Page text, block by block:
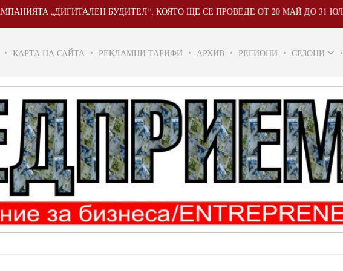
„ДИГИТАЛЕН БУДИТЕЛ“, КОЯТО ЩЕ СЕ ПРОВЕДЕ ОТ 20 МАЙ ДО 31 ЮЛИ 2026 Г.
КАРТА НА САЙТА РЕКЛАМНИ ТАРИФИ АРХИВ РЕГИОНИ СЕЗОНИ